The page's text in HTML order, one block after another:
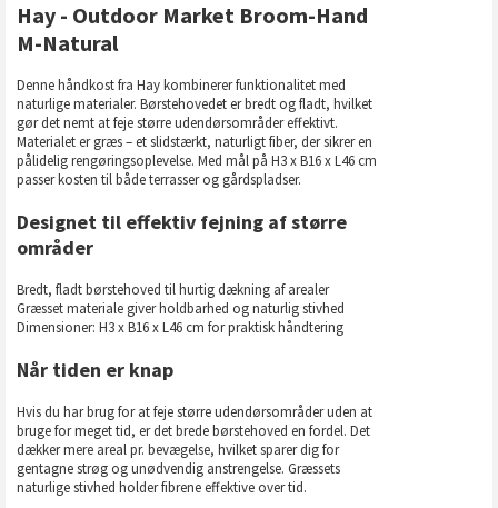
Hay - Outdoor Market Broom-Hand
M-Natural
Denne håndkost fra Hay kombinerer funktionalitet med
naturlige materialer. Børstehovedet er bredt og fladt, hvilket
gør det nemt at feje større udendørsområder effektivt.
Materialet er græs – et slidstærkt, naturligt fiber, der sikrer en
pålidelig rengøringsoplevelse. Med mål på H3 x B16 x L46 cm
passer kosten til både terrasser og gårdspladser.
Designet til effektiv fejning af større
områder
Bredt, fladt børstehoved til hurtig dækning af arealer
Græsset materiale giver holdbarhed og naturlig stivhed
Dimensioner: H3 x B16 x L46 cm for praktisk håndtering
Når tiden er knap
Hvis du har brug for at feje større udendørsområder uden at
bruge for meget tid, er det brede børstehoved en fordel. Det
dækker mere areal pr. bevægelse, hvilket sparer dig for
gentagne strøg og unødvendig anstrengelse. Græssets
naturlige stivhed holder fibrene effektive over tid.